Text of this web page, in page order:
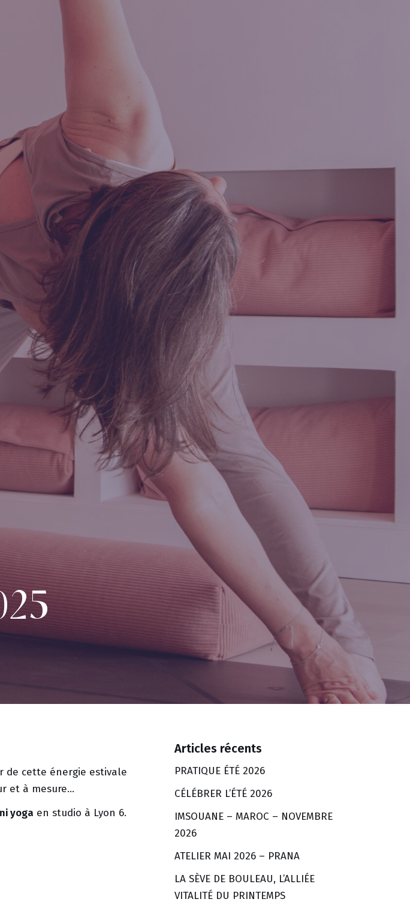
de cette énergie estivale
et à mesure…
yoga en studio à Lyon 6.
Articles récents
PRATIQUE ÉTÉ 2026
CÉLÉBRER L’ÉTÉ 2026
IMSOUANE – MAROC – NOVEMBRE
2026
ATELIER MAI 2026 – PRANA
LA SÈVE DE BOULEAU, L’ALLIÉE
VITALITÉ DU PRINTEMPS